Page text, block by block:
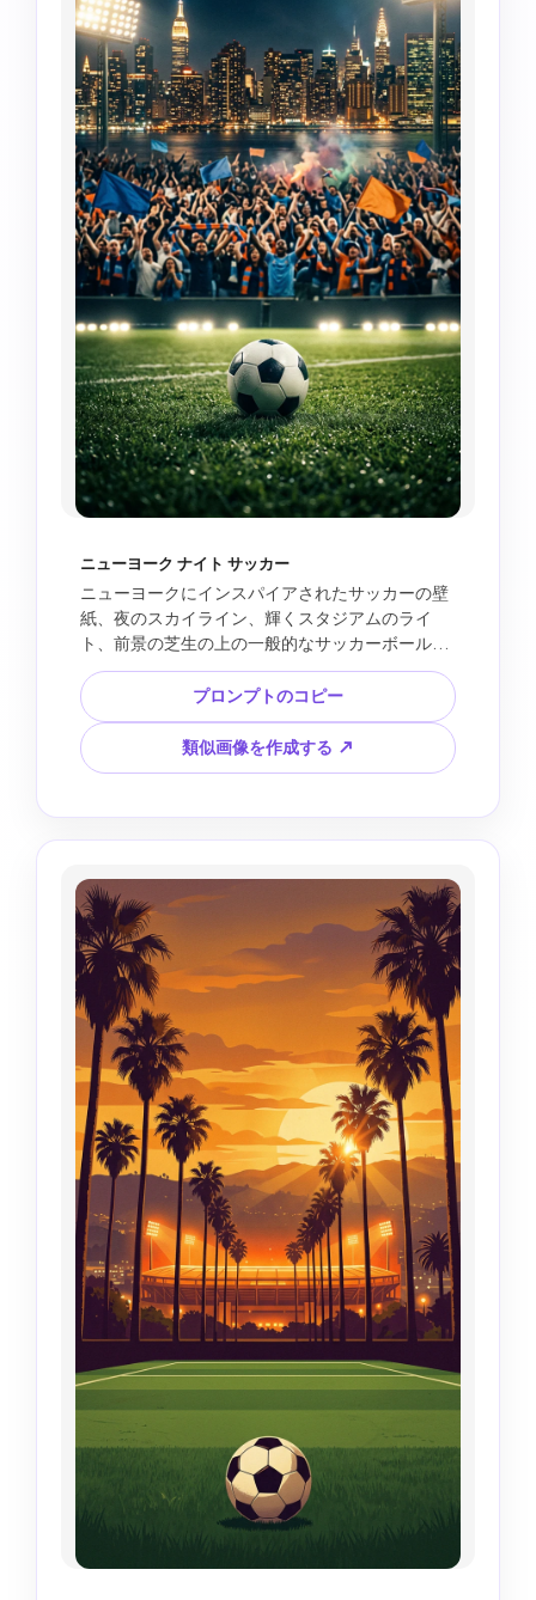
ニューヨーク ナイト サッカー
ニューヨークにインスパイアされたサッカーの壁
紙、夜のスカイライン、輝くスタジアムのライ
ト、前景の芝生の上の一般的なサッカーボール、
エネルギッシュな都会のファンの雰囲気、垂直電
話の壁紙構成、洗練された編集スタイル、読みや
すいテキストなし、市のイベントロゴなし、公式
トーナメントマークなし、チームの紋章なし、選
手の類似性なし。
プロンプトのコピー
類似画像を作成する ↗